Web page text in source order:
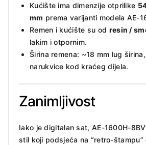
Kućište ima dimenzije otprilike
mm prema varijanti modela AE-
Remen i kućište su od resin /
lakim i otpornim.
Širina remena: ~18 mm lug
narukvice kod kraćeg dijela.
Zanimljivost
Iako je digitalan sat, AE-1600H-
stil koji podsjeća na “retro-štampu”